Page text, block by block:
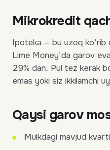
Mikrokredit
Ipoteka — bu uzoq ko'rib
Lime Money'da garov
29% dan. Pul tez kerak
emas yoki siz ikkilamchi
Qaysi garov
Mulkdagi mavjud